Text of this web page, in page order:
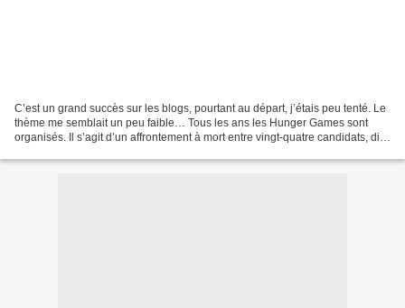
C’est un grand succès sur les blogs, pourtant au départ, j’étais peu tenté. Le
thème me semblait un peu faible… Tous les ans les Hunger Games sont
organisés. Il s’agit d’un affrontement à mort entre vingt-quatre candidats, dits